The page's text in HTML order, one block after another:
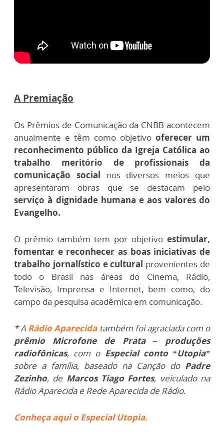
A Premiação
Os Prêmios de Comunicação da CNBB acontecem
anualmente e têm como objetivo oferecer um
reconhecimento público da Igreja Católica ao
trabalho meritório de profissionais da
comunicação social nos diversos meios que
apresentaram obras que se destacam pelo
serviço à dignidade humana e aos valores do
Evangelho.
O prêmio também tem por objetivo estimular,
fomentar e reconhecer as boas iniciativas de
trabalho jornalístico e cultural provenientes de
todo o Brasil nas áreas do Cinema, Rádio,
Televisão, Imprensa e Internet, bem como, do
campo da pesquisa acadêmica em comunicação.
* A Rádio Aparecidatambém foi agraciada com o
prêmio Microfone de Prata – produções
radiofônicas, com o Especial conto “Utopia”
sobre a família, baseado na Canção do Padre
Zezinho, de Marcos Tiago Fortes, veiculado na
Rádio Aparecida e Rede Aparecida de Rádio.
Conheça aqui o Especial Utopia.